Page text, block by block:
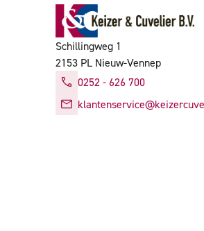
Schillingweg 1
2153 PL Nieuw-Vennep
0252 - 626 700